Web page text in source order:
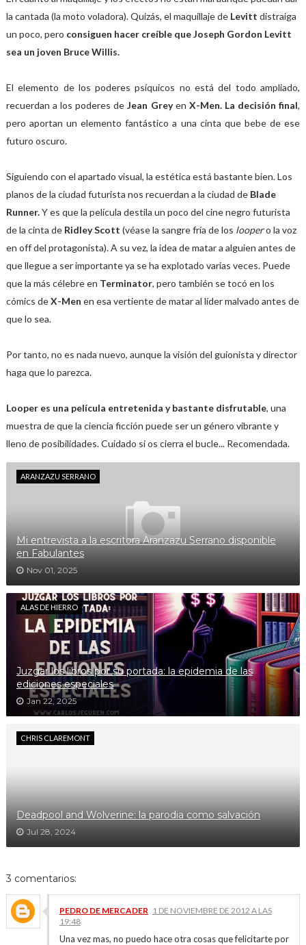
la cantada (la moto voladora). Quizás, el maquillaje de Levitt distraiga
un poco, pero consiguen hacer creíble que Joseph Gordon Levitt
sea un joven Bruce Willis.
El elemento de los poderes psíquicos no está del todo ampliado,
recuerdan a los poderes deJean Greyen X-Men. La decisión final,
pero aportan un elemento fantástico a una cinta que bebe de ese
futuro oscuro.
Siguiendo con el apartado visual, la estética está bastante bien. Los
planos de la ciudad futurista nos recuerdan a la ciudad de Blade
Runner.Y es que la película destila un poco del cine negro futurista
de la cinta de Ridley Scott (véase la sangre fría de los loopero la voz
en off del protagonista). A su vez, la idea de matar a alguien antes de
que llegue a ser importante ya se ha explotado varias veces. Puede
que la más célebre en Terminator, pero también se tocó en los
cómics deX-Men en esa vertiente de matar al líder malvado antes de
que lo sea.
Por tanto, no es nada nuevo, aunque la visión del guionista y director
haga que lo parezca.
Looper es una película entretenida y bastante disfrutable, una
muestra de que la ciencia ficción puede ser un género vibrante y
lleno de posibilidades. Cuidado si os cierra el bucle... Recomendada.
ARANZAZU SERRANO
Mi entrevista a la escritora Aranzazu Serrano disponible
en Fabulantes
Nov 01, 2025
ALAS DE HIERRO
Juzgar los libros por su portada: la epidemia de las
ediciones especiales
Jan 22, 2025
CHRIS CLAREMONT
Deadpool and Wolverine: la parodia como salvación
Jul 28, 2024
3 comentarios:
PEDRO DE MERCADER 1 DE NOVIEMBRE DE 2012 A LAS
19:48
Una vez mas, no puedo hace otra cosas que felicitarte por